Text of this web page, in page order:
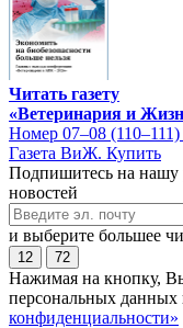
Читать газету
«Ветеринария и
Номер 07–08
Газета ВиЖ. Купить
Подпишитесь на нашу
новостей
и выберите большее
12 72
Нажимая на кнопку,
персональных данных
конфиденциальности»